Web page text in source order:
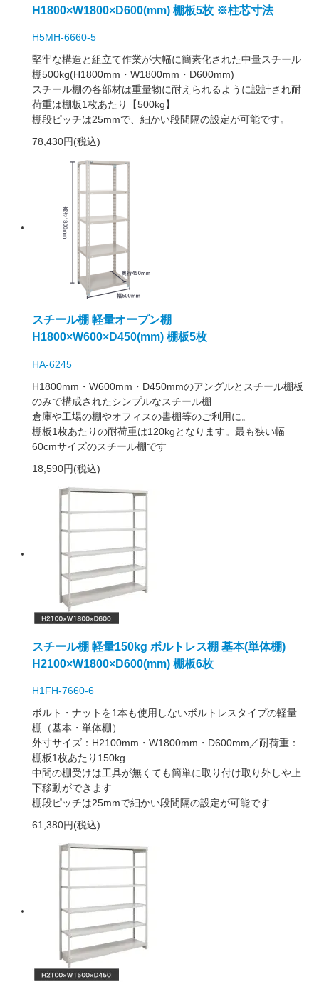
H1800×W1800×D600(mm) 棚板5枚 ※柱芯寸法
H5MH-6660-5
堅牢な構造と組立て作業が大幅に簡素化された中量スチール
棚500kg(H1800mm・W1800mm・D600mm)
スチール棚の各部材は重量物に耐えられるように設計され耐
荷重は棚板1枚あたり【500kg】
棚段ピッチは25mmで、細かい段間隔の設定が可能です。
78,430円(税込)
スチール棚 軽量オープン棚
H1800×W600×D450(mm) 棚板5枚
HA-6245
H1800mm・W600mm・D450mmのアングルとスチール棚板
のみで構成されたシンプルなスチール棚
倉庫や工場の棚やオフィスの書棚等のご利用に。
棚板1枚あたりの耐荷重は120kgとなります。最も狭い幅
60cmサイズのスチール棚です
18,590円(税込)
スチール棚 軽量150kg ボルトレス棚 基本(単体棚)
H2100×W1800×D600(mm) 棚板6枚
H1FH-7660-6
ボルト・ナットを1本も使用しないボルトレスタイプの軽量
棚（基本・単体棚）
外寸サイズ：H2100mm・W1800mm・D600mm／耐荷重：
棚板1枚あたり150kg
中間の棚受けは工具が無くても簡単に取り付け取り外しや上
下移動ができます
棚段ピッチは25mmで細かい段間隔の設定が可能です
61,380円(税込)